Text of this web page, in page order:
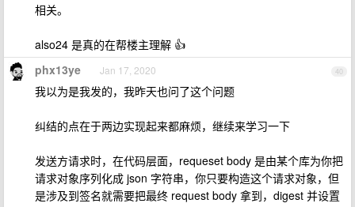
相关。
also24 是真的在帮楼主理解 👍
40
phx13ye Jan 17, 2020
我以为是我发的，我昨天也问了这个问题
纠结的点在于两边实现起来都麻烦，继续来学习一下
发送方请求时，在代码层面，requeset body 是由某个库为你把
请求对象序列化成 json 字符串，你只要构造这个请求对象，但
是涉及到签名就需要把最终 request body 拿到，digest 并设置